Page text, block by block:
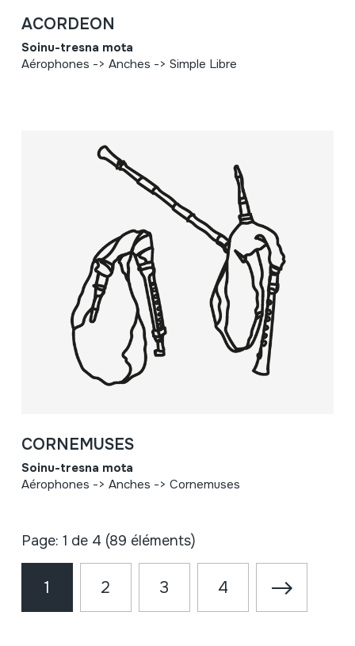
ACORDEON
Soinu-tresna mota
Aérophones -> Anches -> Simple Libre
CORNEMUSES
Soinu-tresna mota
Aérophones -> Anches -> Cornemuses
Page: 1 de 4 (89 éléments)
1 2 3 4